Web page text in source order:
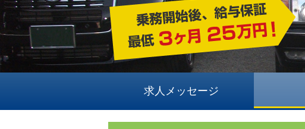
求人メッセージ